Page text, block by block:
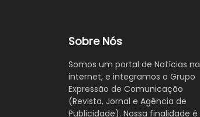
Sobre Nós
Somos um portal de Notícias na
internet, e integramos o Grupo
Expressão de Comunicação
(Revista, Jornal e Agência de
Publicidade). Nossa finalidade é